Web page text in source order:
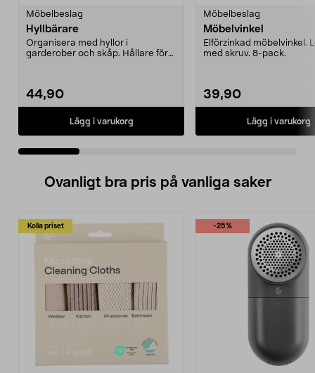
Möbelbeslag
Hyllbärare
Organisera med hyllor i
garderober och skåp. Hållare för
44,90
Lägg i varukorg
Möbelbeslag
Möbelvinkel
Elförzinkad möbelvinkel.
med skruv. 8-pack.
39,90
Lägg i varukorg
Ovanligt bra pris på vanliga saker
Kolla priset -25%